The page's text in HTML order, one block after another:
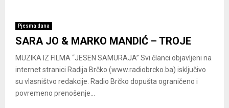
Pjesma dana
SARA JO & MARKO MANDIĆ – TROJE
MUZIKA IZ FILMA “JESEN SAMURAJA” Svi članci objavljeni na
internet stranici Radija Brčko (www.radiobrcko.ba) isključivo
su vlasništvo redakcije. Radio Brčko dopušta ograničeno i
povremeno prenošenje...